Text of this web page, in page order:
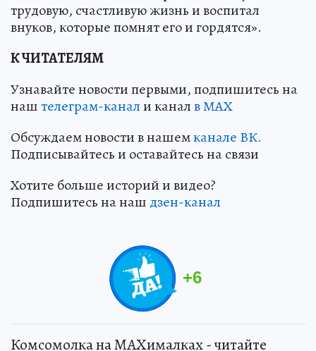
трудовую, счастливую жизнь и воспитал
внуков, которые помнят его и гордятся».
К ЧИТАТЕЛЯМ
Узнавайте новости первыми, подпишитесь на
наштелеграм-канали каналв МАХ
Обсуждаем новости в нашемканале ВК.
Подписывайтесь и оставайтесь на связи
Хотите больше историй и видео?
Подпишитесь на наш дзен-канал
+6
Комсомолка на MAXималках - читайте